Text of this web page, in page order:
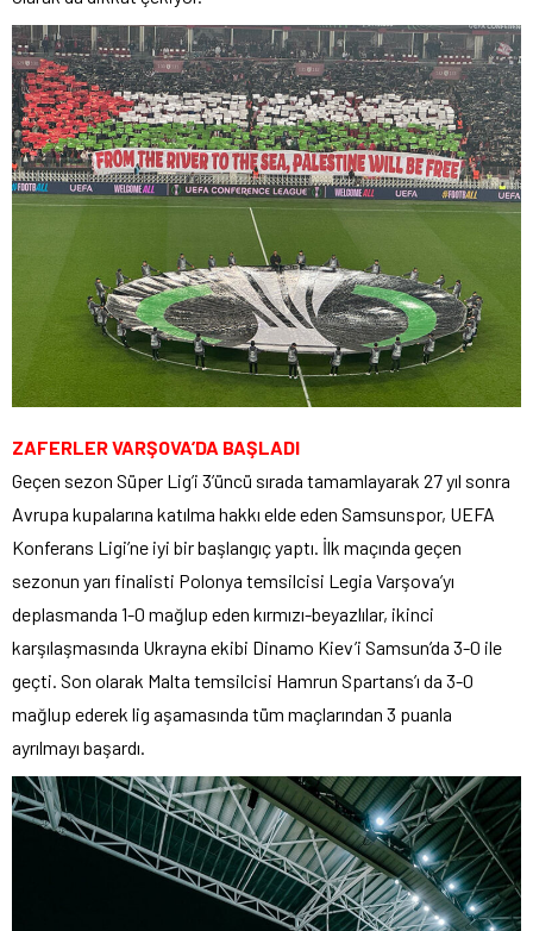
ZAFERLER VARŞOVA’DA BAŞLADI
Geçen sezon Süper Lig’i 3’üncü sırada tamamlayarak 27 yıl sonra
Avrupa kupalarına katılma hakkı elde eden Samsunspor, UEFA
Konferans Ligi’ne iyi bir başlangıç yaptı. İlk maçında geçen
sezonun yarı finalisti Polonya temsilcisi Legia Varşova’yı
deplasmanda 1-0 mağlup eden kırmızı-beyazlılar, ikinci
karşılaşmasında Ukrayna ekibi Dinamo Kiev’i Samsun’da 3-0 ile
geçti. Son olarak Malta temsilcisi Hamrun Spartans’ı da 3-0
mağlup ederek lig aşamasında tüm maçlarından 3 puanla
ayrılmayı başardı.